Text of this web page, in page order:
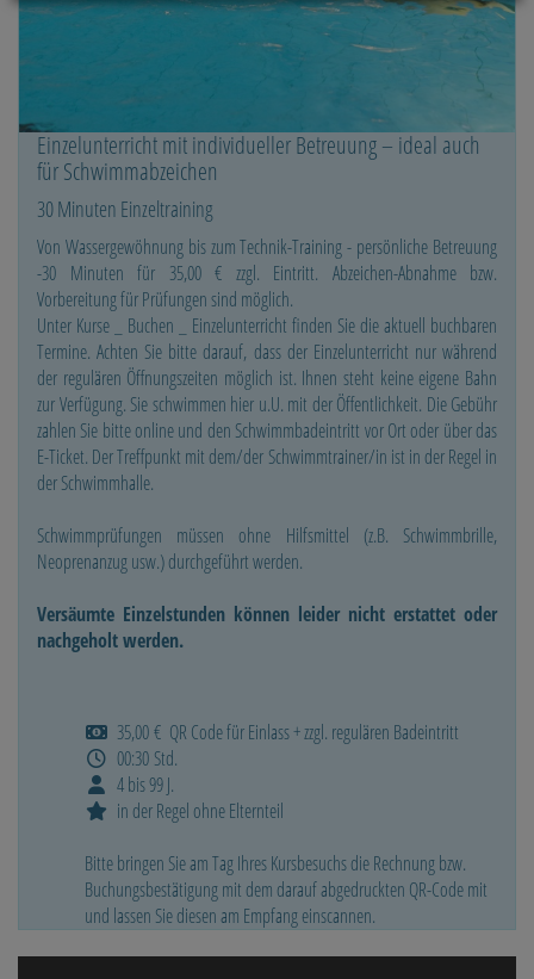
Einzelunterricht mit individueller Betreuung – ideal auch
für Schwimmabzeichen
30 Minuten Einzeltraining
Von Wassergewöhnung bis zum Technik-Training - persönliche Betreuung
-30 Minuten für 35,00 € zzgl. Eintritt. Abzeichen-Abnahme bzw.
Vorbereitung für Prüfungen sind möglich.
Unter Kurse _ Buchen _ Einzelunterricht finden Sie die aktuell buchbaren
Termine. Achten Sie bitte darauf, dass der Einzelunterricht nur während
der regulären Öffnungszeiten möglich ist. Ihnen steht keine eigene Bahn
zur Verfügung. Sie schwimmen hier u.U. mit der Öffentlichkeit. Die Gebühr
zahlen Sie bitte online und den Schwimmbadeintritt vor Ort oder über das
E-Ticket. Der Treffpunkt mit dem/der Schwimmtrainer/in ist in der Regel in
der Schwimmhalle.
Schwimmprüfungen müssen ohne Hilfsmittel (z.B. Schwimmbrille,
Neoprenanzug usw.) durchgeführt werden.
Versäumte Einzelstunden können leider nicht erstattet oder
nachgeholt werden.
35,00 € QR Code für Einlass + zzgl. regulären Badeintritt
00:30 Std.
4 bis 99 J.
in der Regel ohne Elternteil
Bitte bringen Sie am Tag Ihres Kursbesuchs die Rechnung bzw.
Buchungsbestätigung mit dem darauf abgedruckten QR-Code mit
und lassen Sie diesen am Empfang einscannen.